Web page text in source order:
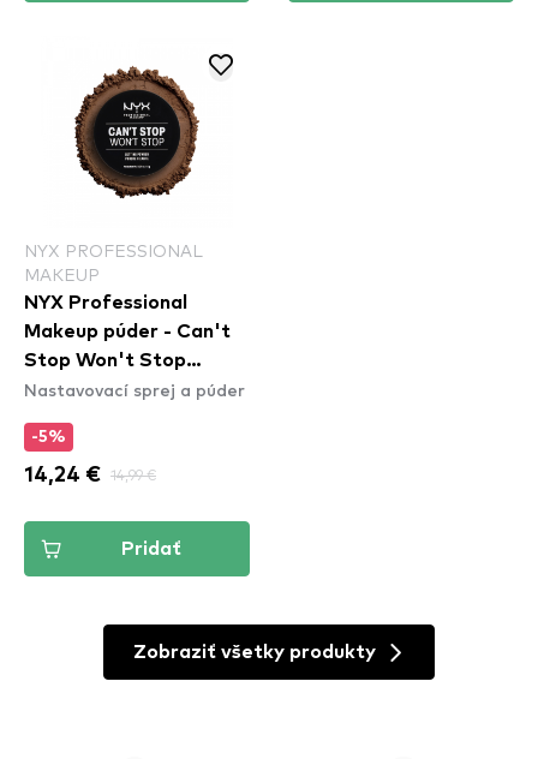
NYX PROFESSIONAL
MAKEUP
NYX Professional
Makeup púder - Can't
Stop Won't Stop
Setting Powder - Deep
Nastavovací sprej a púder
-5%
14,24 € 14,99 €
Pridať
Zobraziť všetky produkty